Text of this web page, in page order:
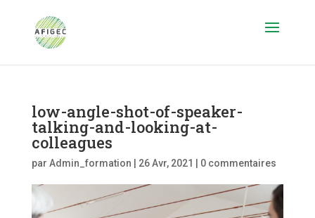
low-angle-shot-of-speaker-
talking-and-looking-at-
colleagues
par Admin_formation 26 Avr, 2021 0 commentaires